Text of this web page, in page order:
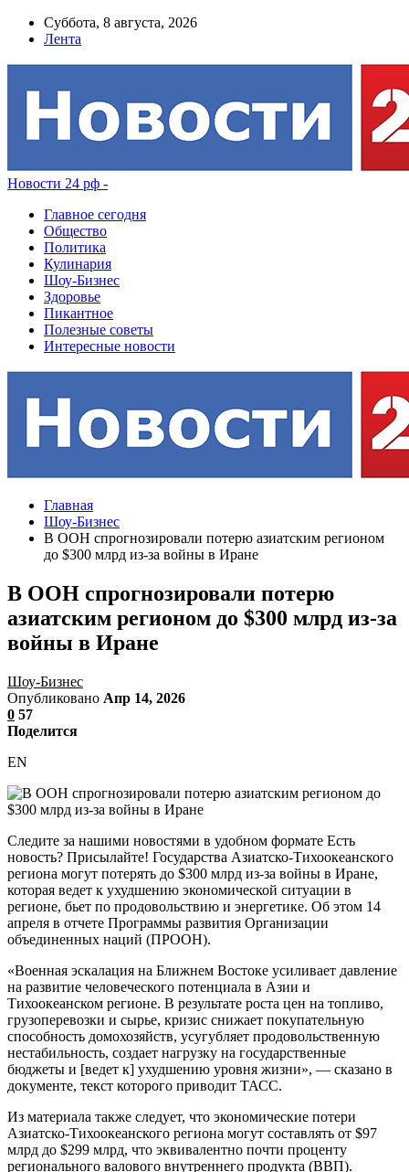
Суббота, 8 августа, 2026
Лента
Новости 24 рф -
Главное сегодня
Общество
Политика
Кулинария
Шоу-Бизнес
Здоровье
Пикантное
Полезные советы
Интересные новости
Главная
Шоу-Бизнес
В ООН спрогнозировали потерю азиатским регионом
до $300 млрд из-за войны в Иране
В ООН спрогнозировали потерю
азиатским регионом до $300 млрд из-за
войны в Иране
Шоу-Бизнес
Опубликовано Апр 14, 2026
0 57
Поделится
EN
Следите за нашими новостями в удобном формате Есть
новость? Присылайте! Государства Азиатско-Тихоокеанского
региона могут потерять до $300 млрд из-за войны в Иране,
которая ведет к ухудшению экономической ситуации в
регионе, бьет по продовольствию и энергетике. Об этом 14
апреля в отчете Программы развития Организации
объединенных наций (ПРООН).
«Военная эскалация на Ближнем Востоке усиливает давление
на развитие человеческого потенциала в Азии и
Тихоокеанском регионе. В результате роста цен на топливо,
грузоперевозки и сырье, кризис снижает покупательную
способность домохозяйств, усугубляет продовольственную
нестабильность, создает нагрузку на государственные
бюджеты и [ведет к] ухудшению уровня жизни», — сказано в
документе, текст которого приводит ТАСС.
Из материала также следует, что экономические потери
Азиатско-Тихоокеанского региона могут составлять от $97
млрд до $299 млрд, что эквивалентно почти проценту
регионального валового внутреннего продукта (ВВП).